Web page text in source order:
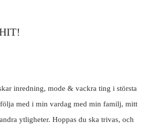
inredning, mode & vackra ting i största
med i min vardag med min familj, mitt
ytligheter. Hoppas du ska trivas, och